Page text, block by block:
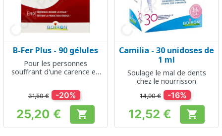
B-Fer Plus - 90 gélules
Pour les personnes
souffrant d'une carence en
31,50 € -20%
Prix
25,20 € 
Camilia - 30 unidoses de
1 ml
Soulage le mal de dents
chez le nourrisson
14,90 € -16%
Prix
12,52 € 